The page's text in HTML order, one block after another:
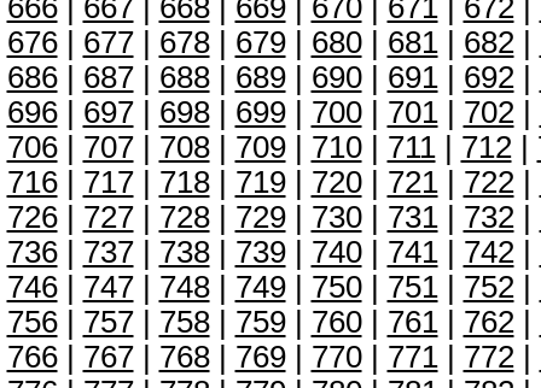
666| 667| 668| 669| 670| 671| 672|
676| 677| 678| 679| 680| 681| 682|
686| 687| 688| 689| 690| 691| 692|
696| 697| 698| 699| 700| 701| 702|
706| 707| 708| 709| 710| 711| 712|
716| 717| 718| 719| 720| 721| 722|
726| 727| 728| 729| 730| 731| 732|
736| 737| 738| 739| 740| 741| 742|
746| 747| 748| 749| 750| 751| 752|
756| 757| 758| 759| 760| 761| 762|
766| 767| 768| 769| 770| 771| 772|